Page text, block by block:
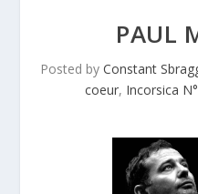
PAUL
Posted by Constant
coeur, Incorsica